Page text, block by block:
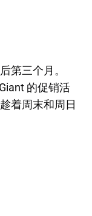
第三个月。
的促销活
着周末和周日